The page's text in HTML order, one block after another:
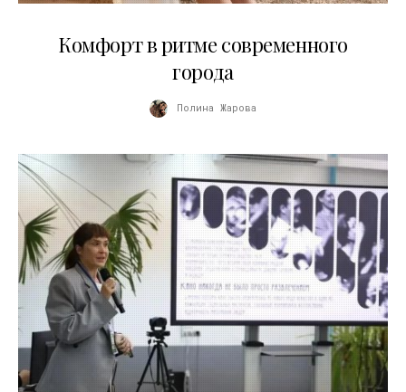
Комфорт в ритме современного
города
Полина Жарова